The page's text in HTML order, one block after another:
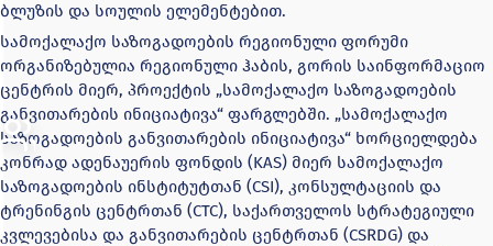
ბლუზის და სოულის ელემენტებით.
სამოქალაქო საზოგადოების რეგიონული ფორუმი
ორგანიზებულია რეგიონული ჰაბის, გორის საინფორმაციო
ცენტრის მიერ, პროექტის „სამოქალაქო საზოგადოების
განვითარების ინიციატივა“ ფარგლებში. „სამოქალაქო
საზოგადოების განვითარების ინიციატივა“ ხორციელდება
კონრად ადენაუერის ფონდის (KAS) მიერ სამოქალაქო
საზოგადოების ინსტიტუტთან (CSI), კონსულტაციის და
ტრენინგის ცენტრთან (CTC), საქართველოს სტრატეგიული
კვლევებისა და განვითარების ცენტრთან (CSRDG) და